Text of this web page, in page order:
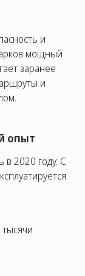
и
мощный
заранее
и
опыт
в 2020 году. С